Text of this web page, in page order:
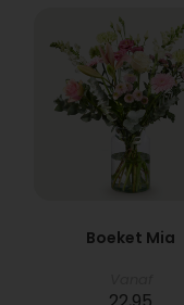
Boeket Mia